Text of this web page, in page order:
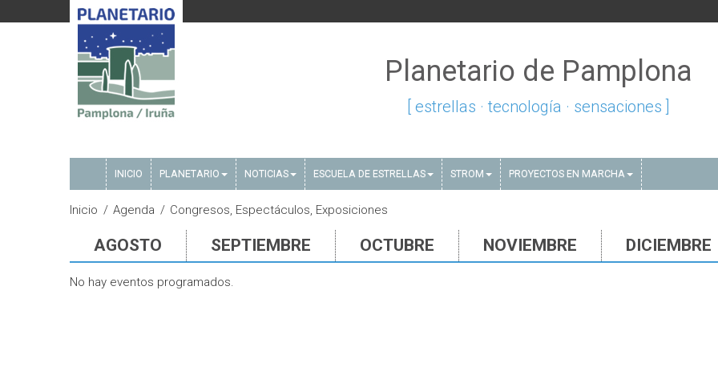
Planetario de Pamplona
[ estrellas · tecnología · sensaciones ]
INICIO PLANETARIO NOTICIAS ESCUELA DE ESTRELLAS STROM PROYECTOS EN MARCHA
Inicio Agenda Congresos, Espectáculos, Exposiciones
AGOSTO SEPTIEMBRE OCTUBRE NOVIEMBRE DICIEMBRE
No hay eventos programados.